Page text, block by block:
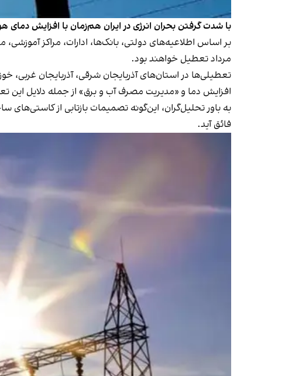
با شدت گرفتن بحران انرژی در ایران هم‌زمان با افزایش دمای
مرداد تعطیل خواهند بود.
تعطیلی‌ها در استان‌های آذربایجان شرقی، آذربایجان غربی، خوزستان و یزد
افزایش دما و «مدیریت مصرف آب و برق» از جمله دلایل این
به باور تحلیل‌گران، این‌گونه تصمیمات بازتابی از
فائق آید.